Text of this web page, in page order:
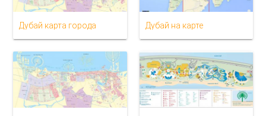
Дубай карта города Дубай на карте